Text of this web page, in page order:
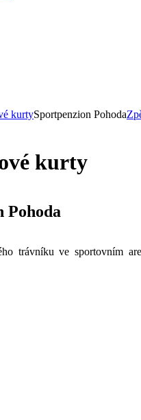
kurtySportpenzion Pohoda
kurty
Pohoda
trávníku ve sportovním